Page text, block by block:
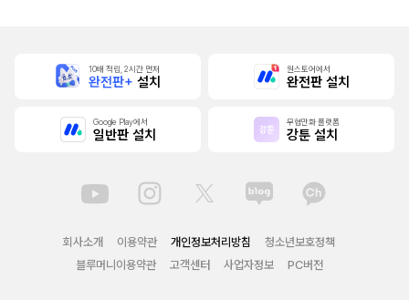
10배 적립, 2시간 먼저
완전판+ 설치
원스토어에서
완전판 설치
Google Play에서
일반판 설치
무협만화 플랫폼
강툰 설치
회사소개 이용약관 개인정보처리방침
청소년보호정책
블루머니이용약관
고객센터 사업자정보 PC버전